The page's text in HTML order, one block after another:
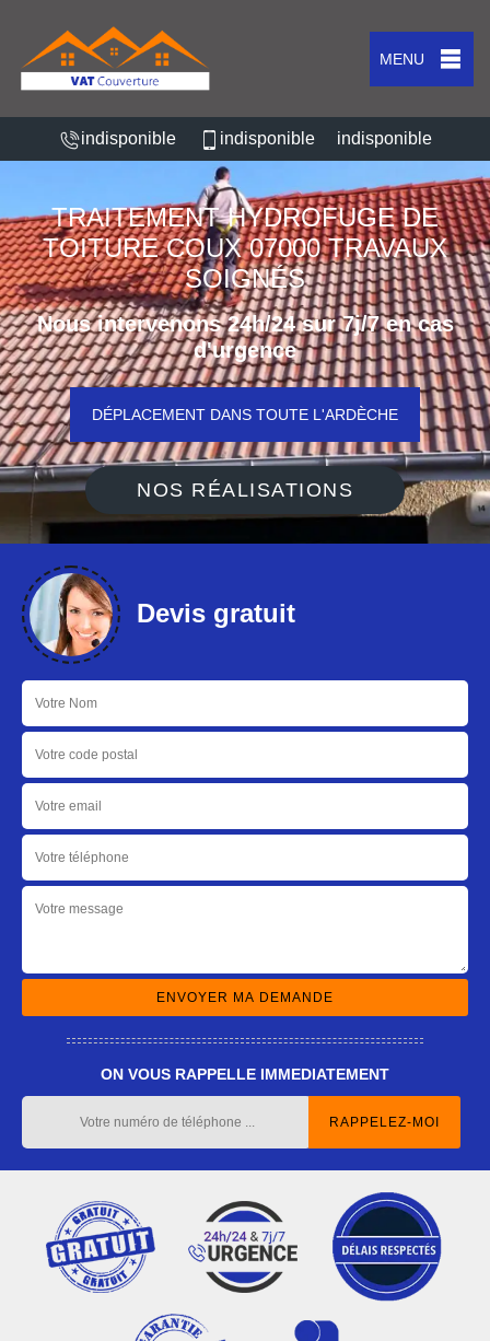
MENU
indisponible indisponible indisponible
TRAITEMENT HYDROFUGE DE
TOITURE COUX 07000 TRAVAUX
SOIGNÉS
Nous intervenons 24h/24 sur 7j/7 en cas
d'urgence
DÉPLACEMENT DANS TOUTE L'ARDÈCHE
NOS RÉALISATIONS
Devis gratuit
ON VOUS RAPPELLE IMMEDIATEMENT